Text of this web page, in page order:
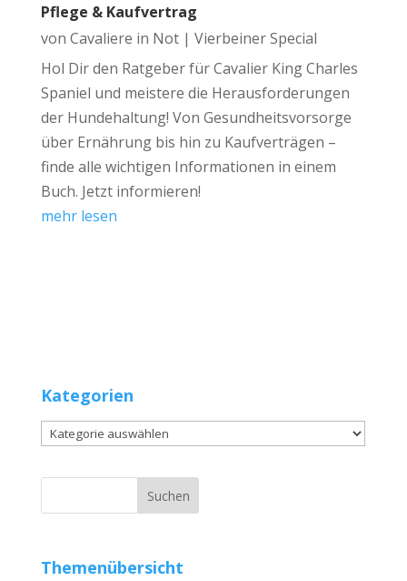
Pflege & Kaufvertrag
von Cavaliere in Not| Vierbeiner Special
Hol Dir den Ratgeber für Cavalier King Charles
Spaniel und meistere die Herausforderungen
der Hundehaltung! Von Gesundheitsvorsorge
über Ernährung bis hin zu Kaufverträgen –
finde alle wichtigen Informationen in einem
Buch. Jetzt informieren!
mehr lesen
Kategorien
Kategorien
Themenübersicht